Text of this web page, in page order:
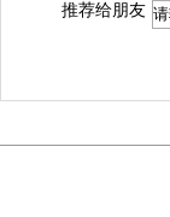
推荐给朋友